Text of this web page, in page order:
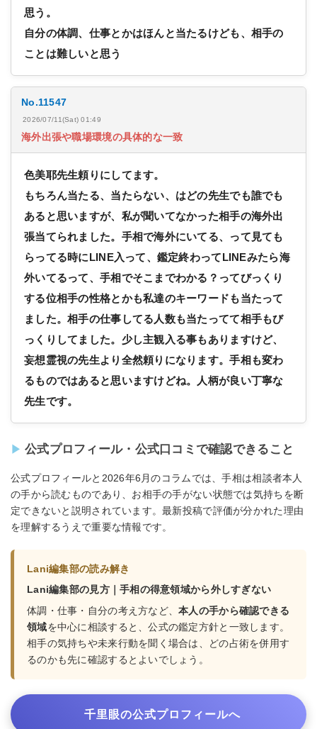
思う。
自分の体調、仕事とかはほんと当たるけども、相手の
ことは難しいと思う
No.11547
2026/07/11(Sat) 01:49
海外出張や職場環境の具体的な一致
色美耶先生頼りにしてます。
もちろん当たる、当たらない、はどの先生でも誰でも
あると思いますが、私が聞いてなかった相手の海外出
張当てられました。手相で海外にいてる、って見ても
らってる時にLINE入って、鑑定終わってLINEみたら海
外いてるって、手相でそこまでわかる？ってびっくり
する位相手の性格とかも私達のキーワードも当たって
ました。相手の仕事してる人数も当たってて相手もび
っくりしてました。少し主観入る事もありますけど、
妄想霊視の先生より全然頼りになります。手相も変わ
るものではあると思いますけどね。人柄が良い丁寧な
先生です。
公式プロフィール・公式口コミで確認できること
公式プロフィールと2026年6月のコラムでは、手相は相談者本人
の手から読むものであり、お相手の手がない状態では気持ちを断
定できないと説明されています。最新投稿で評価が分かれた理由
を理解するうえで重要な情報です。
Lani編集部の読み解き
Lani編集部の見方｜手相の得意領域から外しすぎない
体調・仕事・自分の考え方など、本人の手から確認できる
領域を中心に相談すると、公式の鑑定方針と一致します。
相手の気持ちや未来行動を聞く場合は、どの占術を併用す
るのかも先に確認するとよいでしょう。
千里眼の公式プロフィールへ